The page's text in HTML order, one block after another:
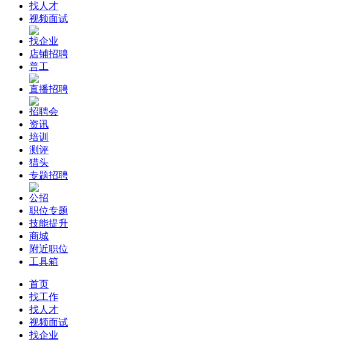
找人才
视频面试
找企业
店铺招聘
普工
直播招聘
招聘会
资讯
培训
测评
猎头
专题招聘
公招
职位专题
技能提升
商城
附近职位
工具箱
首页
找工作
找人才
视频面试
找企业